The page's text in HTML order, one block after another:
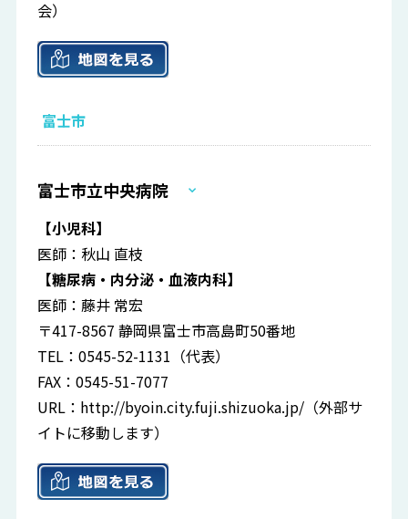
会）
富士市
富士市立中央病院
【小児科】
医師：秋山 直枝
【糖尿病・内分泌・血液内科】
医師：藤井 常宏
〒417-8567 静岡県富士市高島町50番地
TEL：0545-52-1131（代表）
FAX：0545-51-7077
URL： http://byoin.city.fuji.shizuoka.jp/ （外部サ
イトに移動します）